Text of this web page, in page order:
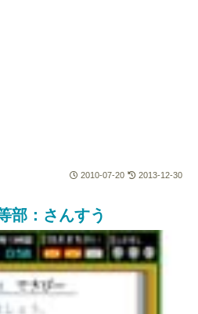
2010-07-20 2013-12-30
部：さんすう